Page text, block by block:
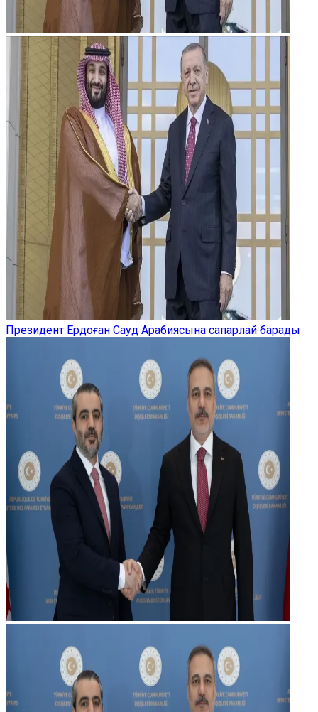
Президент Ердоған Сауд Арабиясына сапарлай барады